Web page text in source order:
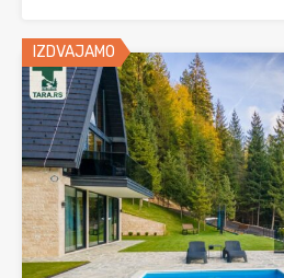
IZDVAJAMO